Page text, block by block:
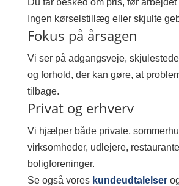
Ingen kørselstillæg eller skjulte
Fokus på årsagen
Vi ser på adgangsveje,
og forhold, der kan gøre, at
tilbage.
Privat og erhverv
Vi hjælper både private,
virksomheder, udlejere,
boligforeninger.
Se også vores kundeudtalelser